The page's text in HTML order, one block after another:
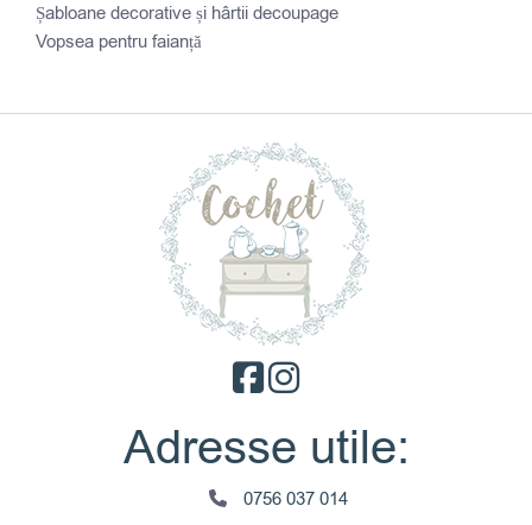
Șabloane decorative și hârtii decoupage
Vopsea pentru faianță
Adresse utile:
0756 037 014